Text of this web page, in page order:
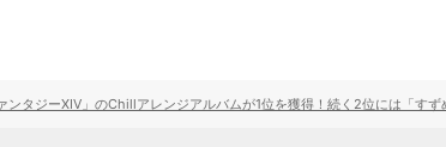
ンタジーXIV」のChillアレンジアルバムが1位を獲得！続く2位には「す